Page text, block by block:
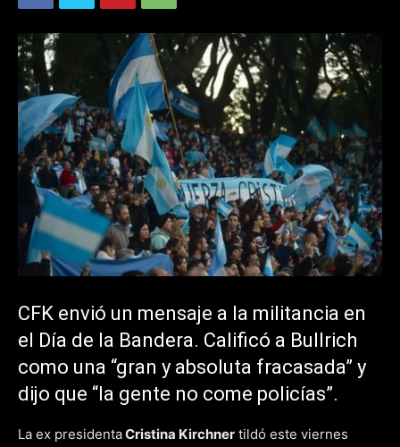
CFK envió un mensaje a la militancia en
el Día de la Bandera. Calificó a Bullrich
como una “gran y absoluta fracasada” y
dijo que “la gente no come policías”.
La ex presidentaCristina Kirchner tildó este viernes